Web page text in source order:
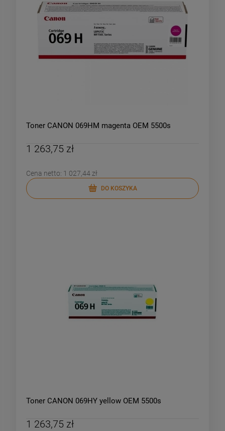
Toner CANON 069HM magenta OEM 5500s
1 263,75 zł
Cena netto: 1 027,44 zł
DO KOSZYKA
Toner CANON 069HY yellow OEM 5500s
1 263,75 zł